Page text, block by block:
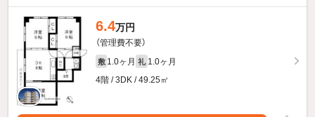
6.4万円
（管理費不要）
敷 1.0ヶ月 礼 1.0ヶ月
4階 / 3DK / 49.25㎡